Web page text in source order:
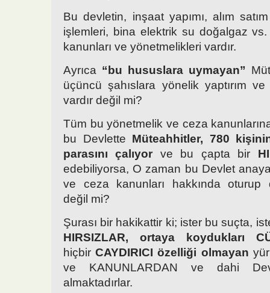
Bu devletin, inşaat yapımı, alım
işlemleri, bina elektrik su doğalgaz
kanunları ve yönetmelikleri vardır.
Ayrıca “bu hususlara uymayan”
üçüncü şahıslara yönelik yaptırım
vardır değil mi?
Tüm bu yönetmelik ve ceza
bu Devlette Müteahhitler, 780
parasını çalıyor ve bu çapta bir
edebiliyorsa, O zaman bu Devlet
ve ceza kanunları hakkında oturup
değil mi?
Şurası bir hakikattir ki; ister bu suçta,
HIRSIZLAR, ortaya koydukları
hiçbirCAYDIRICI özelliği olmayan
ve KANUNLARDAN ve dahi
almaktadırlar.